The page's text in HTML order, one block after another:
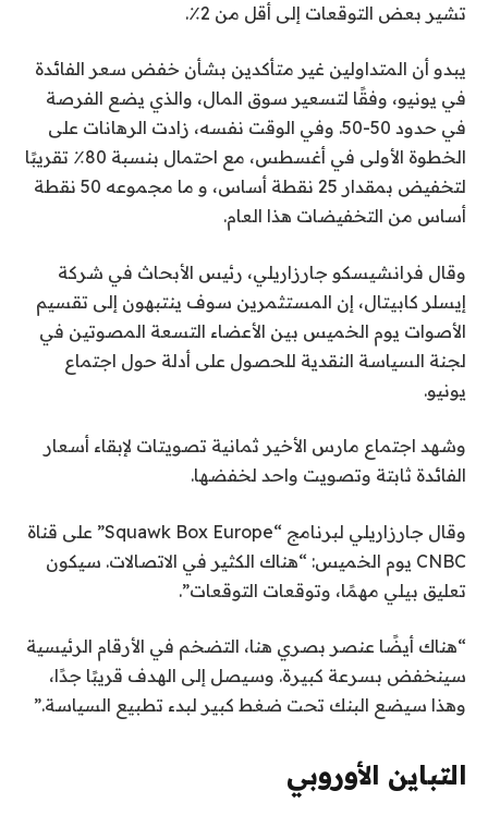
تشير بعض التوقعات إلى أقل من 2٪.
يبدو أن المتداولين غير متأكدين بشأن خفض سعر الفائدة
في يونيو، وفقًا لتسعير سوق المال، والذي يضع الفرصة
في حدود 50-50. وفي الوقت نفسه، زادت الرهانات على
الخطوة الأولى في أغسطس، مع احتمال بنسبة 80٪ تقريبًا
لتخفيض بمقدار 25 نقطة أساس، و ما مجموعه 50 نقطة
أساس من التخفيضات هذا العام.
وقال فرانشيسكو جارزاريلي، رئيس الأبحاث في شركة
إيسلر كابيتال، إن المستثمرين سوف ينتبهون إلى تقسيم
الأصوات يوم الخميس بين الأعضاء التسعة المصوتين في
لجنة السياسة النقدية للحصول على أدلة حول اجتماع
يونيو.
وشهد اجتماع مارس الأخير ثمانية تصويتات لإبقاء أسعار
الفائدة ثابتة وتصويت واحد لخفضها.
وقال جارزاريلي لبرنامج “Squawk Box Europe” على قناة
CNBC يوم الخميس: “هناك الكثير في الاتصالات. سيكون
تعليق بيلي مهمًا، وتوقعات التوقعات”.
“هناك أيضًا عنصر بصري هنا، التضخم في الأرقام الرئيسية
سينخفض ​​بسرعة كبيرة. وسيصل إلى الهدف قريبًا جدًا،
وهذا سيضع البنك تحت ضغط كبير لبدء تطبيع السياسة.”
التباين الأوروبي